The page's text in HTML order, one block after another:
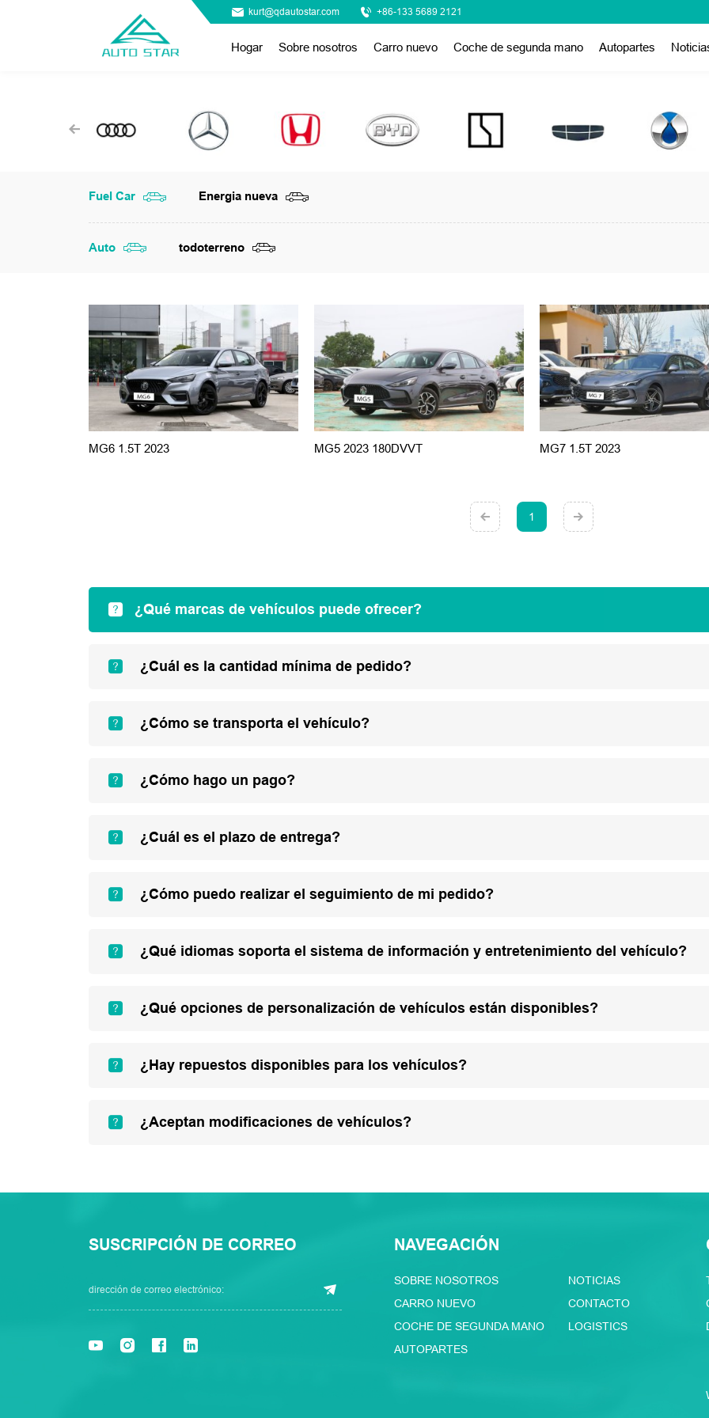
kurt@qdautostar.com +86-133 5689 2121
Hogar Sobre nosotros Carro nuevo Coche de segunda mano Autopartes
Fuel Car Energia nueva
Auto todoterreno
MG6 1.5T 2023 MG5 2023 180DVVT MG7 1.5T 2023
1
¿Qué marcas de vehículos puede ofrecer?
¿Cuál es la cantidad mínima de pedido?
¿Cómo se transporta el vehículo?
¿Cómo hago un pago?
¿Cuál es el plazo de entrega?
¿Cómo puedo realizar el seguimiento de mi pedido?
¿Qué idiomas soporta el sistema de información y entretenimiento del vehículo?
¿Qué opciones de personalización de vehículos están disponibles?
¿Hay repuestos disponibles para los vehículos?
¿Aceptan modificaciones de vehículos?
SUSCRIPCIÓN DE CORREO NAVEGACIÓN
SOBRE NOSOTROS
CARRO NUEVO
COCHE DE SEGUNDA MANO
AUTOPARTES
NOTICIAS
CONTACTO
LOGISTICS